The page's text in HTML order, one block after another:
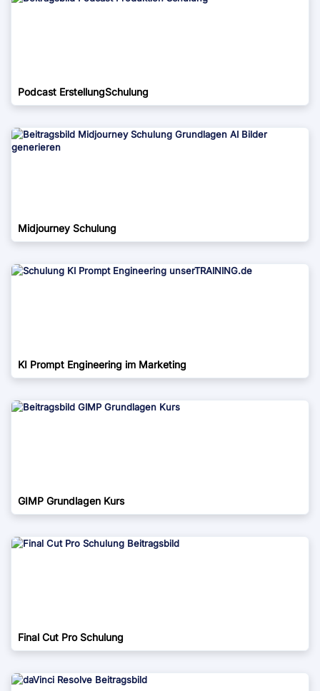
Podcast ErstellungSchulung
Midjourney Schulung
KI Prompt Engineering im Marketing
GIMP Grundlagen Kurs
Final Cut Pro Schulung